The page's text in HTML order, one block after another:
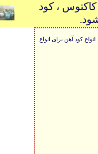
کاکتوس ، کود
کود آهن برای انواع